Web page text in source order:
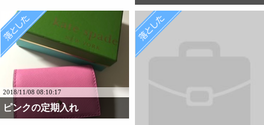
2018/11/08 08:10:17
ピンクの定期入れ